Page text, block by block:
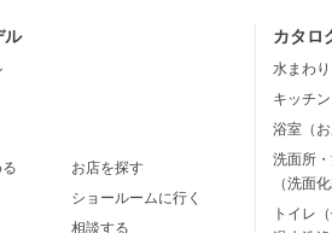
ル
お店を探す
ショールームに行く
相談する
カタロ
水まわ
キッチ
浴室（
洗面所
（洗面
トイレ